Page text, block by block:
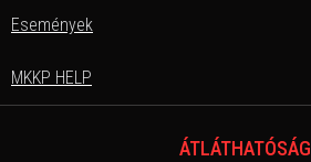
Események
MKKP HELP
ÁTLÁTHATÓSÁG